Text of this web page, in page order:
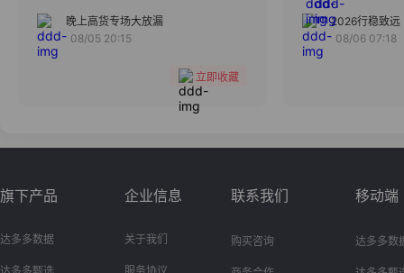
分组
晚上高货专场大放漏
08/05 20:15
立即收藏
2026行稳致远
08/06 07:18
旗下产品
达多多数据
企业信息
关于我们
联系我们
购买咨询
移动端
达多多数